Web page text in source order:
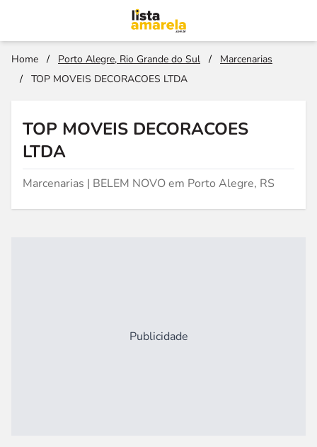
Home / Porto Alegre, Rio Grande do Sul /
Marcenarias
/
TOP MOVEIS DECORACOES LTDA
TOP MOVEIS DECORACOES
LTDA
Marcenarias | BELEM NOVO em Porto Alegre, RS
Publicidade